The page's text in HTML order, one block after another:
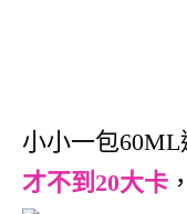
小小一包
才不到20大卡